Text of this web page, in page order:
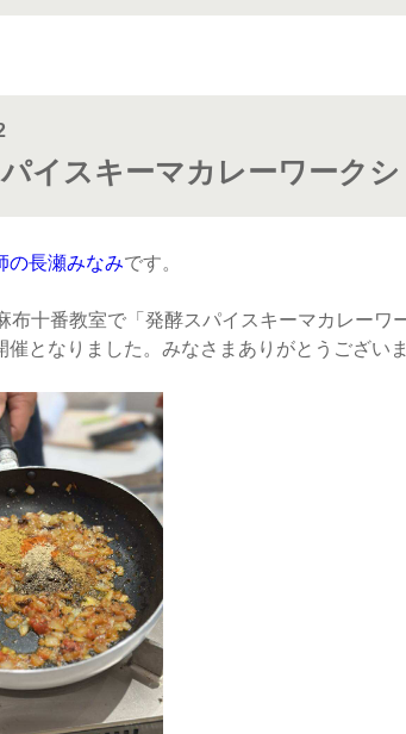
イスキーマカレーワーク
の長瀬みなみです。
布十番教室で「発酵スパイスキーマカレー
催となりました。みなさまありがとうございま